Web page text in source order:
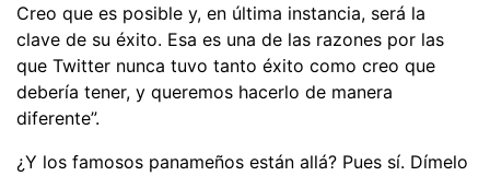
Creo que es posible y, en última instancia, será la
clave de su éxito. Esa es una de las razones por las
que Twitter nunca tuvo tanto éxito como creo que
debería tener, y queremos hacerlo de manera
diferente”.
¿Y los famosos panameños están allá? Pues sí. Dímelo